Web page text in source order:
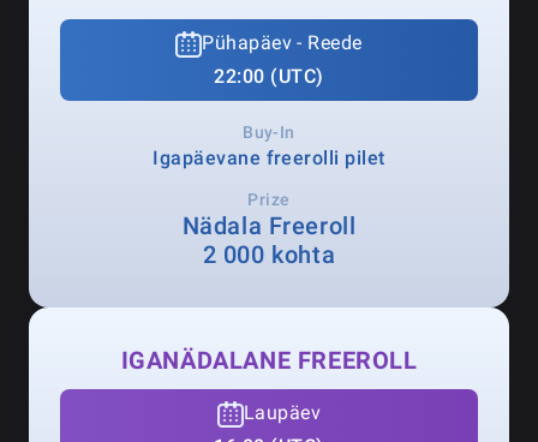
Pühapäev - Reede
22:00 (UTC)
Buy-In
Igapäevane freerolli pilet
Prize
Nädala Freeroll
2 000 kohta
IGANÄDALANE FREEROLL
Laupäev